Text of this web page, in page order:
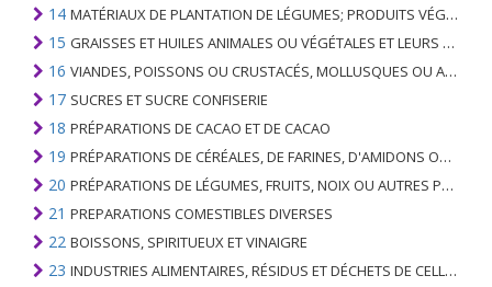
14 MATÉRIAUX DE PLANTATION DE LÉGUMES; PRODUITS VÉGÉTAUX NON DÉNOMMÉS NI COMPRIS AILLEURS
15 GRAISSES ET HUILES ANIMALES OU VÉGÉTALES ET LEURS PRODUITS DE CLIVAGE; GRAISSES ANIMALES PRÉPARÉES; CIRES ANIMALES OU VÉGÉTALES
16 VIANDES, POISSONS OU CRUSTACÉS, MOLLUSQUES OU AUTRES INVERTÉBRÉS AQUATIQUES; PRÉPARATIONS DE CELLES-CI
17 SUCRES ET SUCRE CONFISERIE
18 PRÉPARATIONS DE CACAO ET DE CACAO
19 PRÉPARATIONS DE CÉRÉALES, DE FARINES, D'AMIDONS OU DE LAIT; PRODUITS DE PATISSERIE
20 PRÉPARATIONS DE LÉGUMES, FRUITS, NOIX OU AUTRES PARTIES DE PLANTES
21 PREPARATIONS COMESTIBLES DIVERSES
22 BOISSONS, SPIRITUEUX ET VINAIGRE
23 INDUSTRIES ALIMENTAIRES, RÉSIDUS ET DÉCHETS DE CELLES-CI; FOURRAGE ANIMAL PRÉPARÉ